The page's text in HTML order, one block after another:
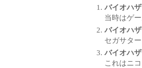
バイオハ
当時はゲ
バイオハ
セガサタ
バイオハ
これはニ